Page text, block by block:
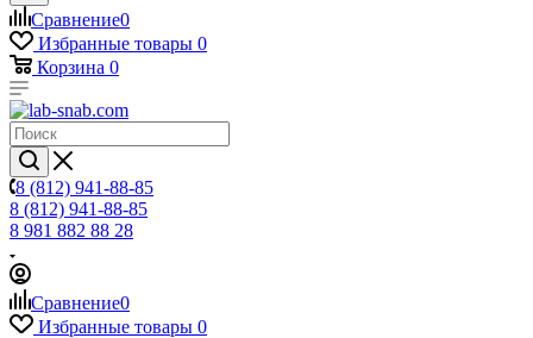
Сравнение0
Избранные товары 0
Корзина 0
8 (812) 941-88-85
8 (812) 941-88-85
8 981 882 88 28
Сравнение0
Избранные товары 0